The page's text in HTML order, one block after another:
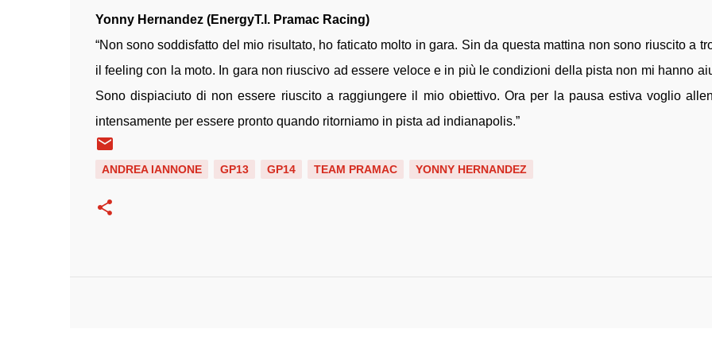
Yonny Hernandez (EnergyT.I. Pramac Racing)
“Non sono soddisfatto del mio risultato, ho faticato molto in gara. Sin da questa mattina non sono riuscito a
il feeling con la moto. In gara non riuscivo ad essere veloce e in più le condizioni della pista non mi hanno
Sono dispiaciuto di non essere riuscito a raggiungere il mio obiettivo. Ora per la pausa estiva voglio
intensamente per essere pronto quando ritorniamo in pista ad indianapolis.”
ANDREA IANNONE GP13 GP14 TEAM PRAMAC YONNY HERNANDEZ